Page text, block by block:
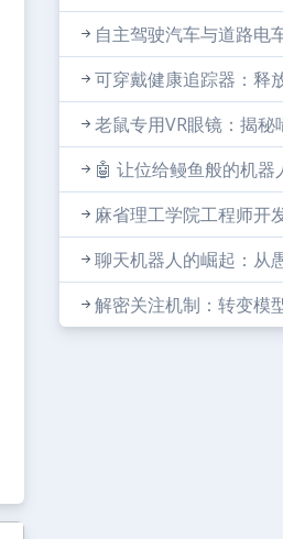
自主驾驶汽车与道路电
可穿戴健康追踪器：释
老鼠专用VR眼镜：揭秘
🤖 让位给鳗鱼般的机器
麻省理工学院工程师开
聊天机器人的崛起：从
解密关注机制：转变模